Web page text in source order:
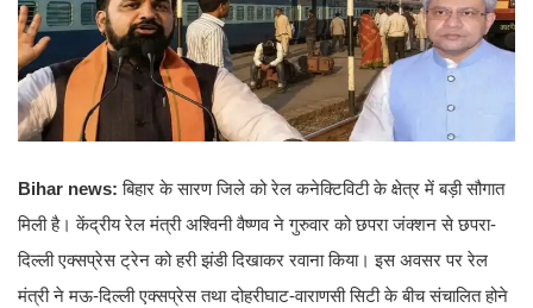
Bihar news:बिहार के सारण जिले को रेल कनेक्टिविटी के क्षेत्र में बड़ी सौगात
मिली है। केंद्रीय रेल मंत्री अश्विनी वैष्णव ने गुरुवार को छपरा जंक्शन से छपरा-
दिल्ली एक्सप्रेस ट्रेन को हरी झंडी दिखाकर रवाना किया। इस अवसर पर रेल
मंत्री ने मऊ-दिल्ली एक्सप्रेस तथा दोहरीघाट-वाराणसी सिटी के बीच संचालित होने